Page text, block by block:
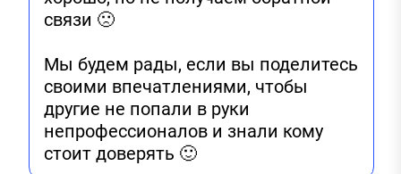
связи 🙁
Мы будем рады, если вы поделитесь
своими впечатлениями, чтобы
другие не попали в руки
непрофессионалов и знали кому
стоит доверять 🙂